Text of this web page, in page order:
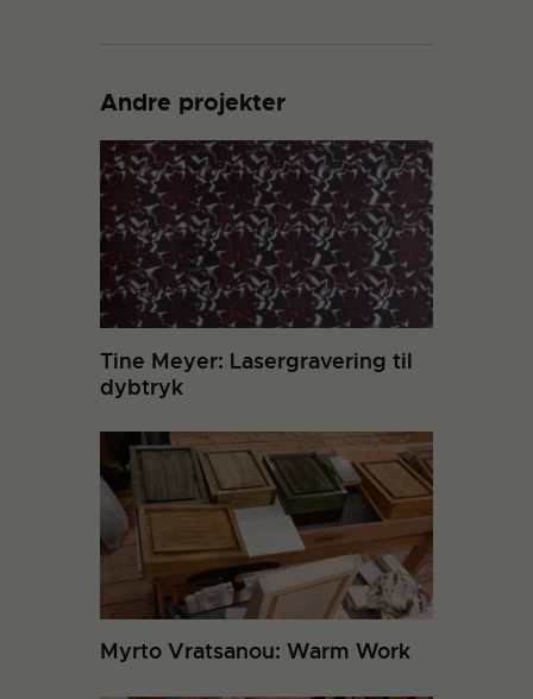
Andre projekter
Tine Meyer: Lasergravering til
dybtryk
Myrto Vratsanou: Warm Work